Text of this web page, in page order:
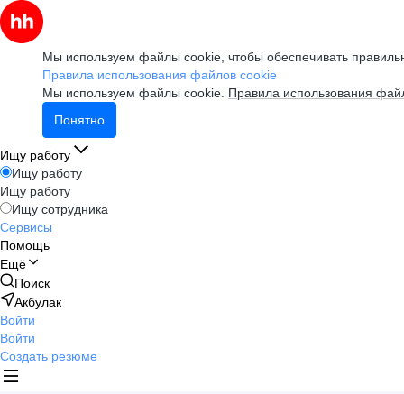
Мы используем файлы cookie, чтобы обеспечивать
Правила использования файлов cookie
Мы используем файлы cookie. Правила использования
Понятно
Ищу работу
Ищу работу
Ищу работу
Ищу сотрудника
Сервисы
Помощь
Ещё
Поиск
Акбулак
Войти
Войти
Создать резюме